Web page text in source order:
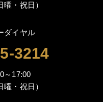
曜・祝日）
ダイヤル
3214
～17:00
曜・祝日）